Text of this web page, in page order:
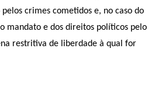
crimes cometidos e, no caso do
mandato e dos direitos políticos pelo
restritiva de liberdade à qual for